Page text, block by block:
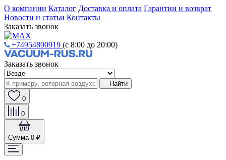
О компании Каталог Доставка и оплата Гарантии и возврат
Новости и статьи Контакты
Заказать звонок
+74954890919 (с 8:00 до 20:00)
Заказать звонок
Найти
0
0
Сумма 0 ₽